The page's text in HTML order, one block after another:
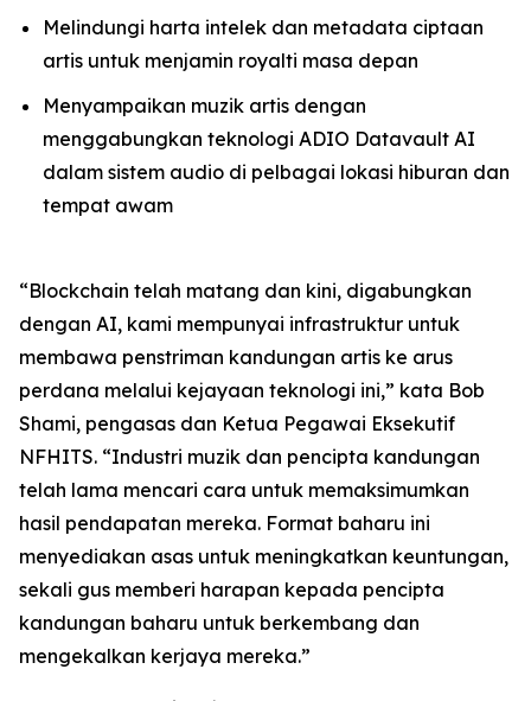
Melindungi harta intelek dan metadata ciptaan
artis untuk menjamin royalti masa depan
Menyampaikan muzik artis dengan
menggabungkan teknologi ADIO Datavault AI
dalam sistem audio di pelbagai lokasi hiburan dan
tempat awam
“Blockchain telah matang dan kini, digabungkan
dengan AI, kami mempunyai infrastruktur untuk
membawa penstriman kandungan artis ke arus
perdana melalui kejayaan teknologi ini,” kata Bob
Shami, pengasas dan Ketua Pegawai Eksekutif
NFHITS. “Industri muzik dan pencipta kandungan
telah lama mencari cara untuk memaksimumkan
hasil pendapatan mereka. Format baharu ini
menyediakan asas untuk meningkatkan keuntungan,
sekali gus memberi harapan kepada pencipta
kandungan baharu untuk berkembang dan
mengekalkan kerjaya mereka.”